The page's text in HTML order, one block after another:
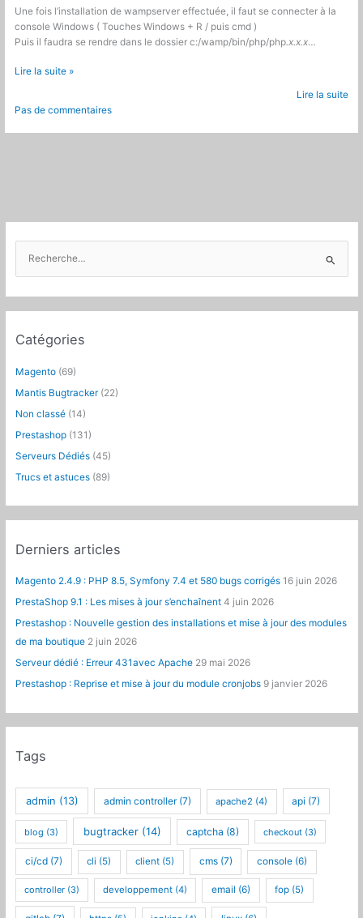
Une fois l’installation de wampserver effectuée, il faut se connecter à la
console Windows ( Touches Windows + R / puis cmd )
Puis il faudra se rendre dans le dossier c:/wamp/bin/php/php.x.x.x…
Bonnes
Mise
en
normalisé
avec
NetBeans
Lire la suite »
Lire la suite
Pas de commentaires
r
e
r
:
Catégories
Magento (69)
Mantis Bugtracker (22)
Non classé (14)
Prestashop (131)
Serveurs Dédiés (45)
Trucs et astuces (89)
Derniers articles
Magento 2.4.9 : PHP 8.5, Symfony 7.4 et 580 bugs corrigés 16 juin 2026
PrestaShop 9.1 : Les mises à jour s’enchaînent 4 juin 2026
Prestashop : Nouvelle gestion des installations et mise à jour des modules
de ma boutique 2 juin 2026
Serveur dédié : Erreur 431avec Apache 29 mai 2026
Prestashop : Reprise et mise à jour du module cronjobs 9 janvier 2026
Tags
admin (13) admin controller(7) apache2 (4) api (7)
blog (3) bugtracker(14) captcha (8) checkout (3)
ci/cd (7) cli (5) client (5) cms(7) console (6)
controller (3) developpement (4) email (6) fop (5)